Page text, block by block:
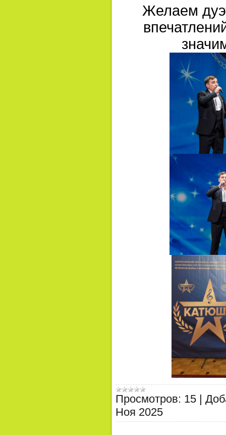
Желаем
Просмотров: 15 |
Ноя 2025